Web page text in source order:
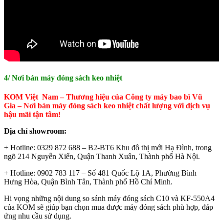
4/ Nơi bán máy đóng sách keo nhiệt
KOM Việt Nam – Thương hiệu của Công ty máy bao bì Vũ
Gia – Nơi bán máy đóng sách keo nhiệt chất lượng với dịch vụ
hậu mãi tận tâm!
Địa chỉ showroom:
+ Hotline: 0329 872 688 – B2-BT6 Khu đô thị mới Hạ Đình, trong
ngõ 214 Nguyễn Xiển, Quận Thanh Xuân, Thành phố Hà Nội.
+ Hotline: 0902 783 117 – Số 481 Quốc Lộ 1A, Phường Bình
Hưng Hòa, Quận Bình Tân, Thành phố Hồ Chí Minh.
Hi vọng những nội dung so sánh máy đóng sách C10 và KF-550A4
của KOM sẽ giúp bạn chọn mua được máy đóng sách phù hợp, đáp
ứng nhu cầu sử dụng.